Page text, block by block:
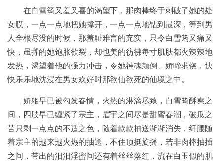
在白雪筠又羞又喜的渴望下，那肉棒终于刺破了她的处
女膜，一点一点地把她撑开，一点一点地钻到最深，等到男
人全根尽没的时候，那羞耻难言的充实，只令白雪筠又痛又
快，虽撑的她饱胀欲裂，却也美的彷彿每寸肌肤都火辣辣地
发热，渴望着他的强力冲击，令她神魂颠倒、娇啼求饶，快
快乐乐地沈浸在男女欢好时那欲仙欲死的仙境之中。
娇躯早已被勾发春情，火热的淋漓尽致，白雪筠酥爽之
间，四肢早已缠紧了宗主，眉宇之间尽是甜蜜春潮，破瓜之
苦只剩一点点的不适之色，随着款款抽送渐渐消失，纤腰随
着宗主的越来越火热的抽送，不住顶挺旋摇，若非肉棒抽插
之间，带出的汨汨淫蜜间还有着丝丝落红，流在白玉似的肌